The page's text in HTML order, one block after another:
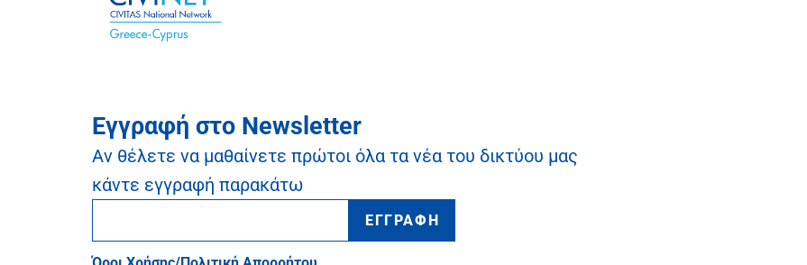
Εγγραφή στο Newsletter
Αν θέλετε να μαθαίνετε πρώτοι όλα τα νέα του δικτύου μας
κάντε εγγραφή παρακάτω
ΕΓΓΡΑΦΗ